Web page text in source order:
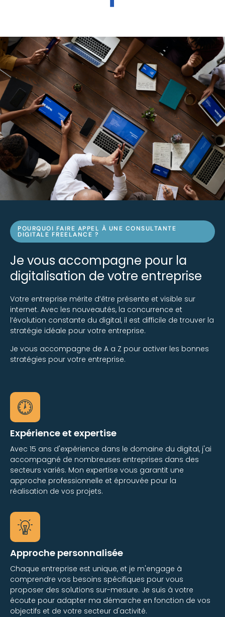
POURQUOI FAIRE APPEL À UNE CONSULTANTE
DIGITALE FREELANCE ?
Je vous accompagne pour la
digitalisation de votre entreprise
Votre entreprise mérite d’être présente et visible sur
internet. Avec les nouveautés, la concurrence et
l’évolution constante du digital, il est difficile de trouver la
stratégie idéale pour votre entreprise.
Je vous accompagne de A a Z pour activer les bonnes
stratégies pour votre entreprise.
Expérience et expertise
Avec 15 ans d'expérience dans le domaine du digital, j'ai
accompagné de nombreuses entreprises dans des
secteurs variés. Mon expertise vous garantit une
approche professionnelle et éprouvée pour la
réalisation de vos projets.
Approche personnalisée
Chaque entreprise est unique, et je m'engage à
comprendre vos besoins spécifiques pour vous
proposer des solutions sur-mesure. Je suis à votre
écoute pour adapter ma démarche en fonction de vos
objectifs et de votre secteur d'activité.